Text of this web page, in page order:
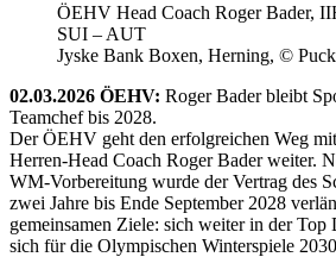
ÖEHV Head Coach Roger Bader,
SUI – AUT
Jyske Bank Boxen, Herning, ©
02.03.2026 ÖEHV: Roger Bader bleibt
Teamchef bis 2028.
Der ÖEHV geht den erfolgreichen Weg
Herren-Head Coach Roger Bader weiter.
WM-Vorbereitung wurde der Vertrag des
zwei Jahre bis Ende September 2028
gemeinsamen Ziele: sich weiter in der Top
sich für die Olympischen Winterspiele